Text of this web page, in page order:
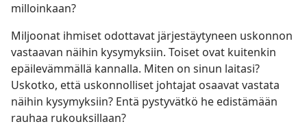
milloinkaan?
Miljoonat ihmiset odottavat järjestäytyneen uskonnon
vastaavan näihin kysymyksiin. Toiset ovat kuitenkin
epäilevämmällä kannalla. Miten on sinun laitasi?
Uskotko, että uskonnolliset johtajat osaavat vastata
näihin kysymyksiin? Entä pystyvätkö he edistämään
rauhaa rukouksillaan?